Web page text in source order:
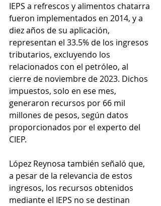
IEPS a refrescos y alimentos chatarra
fueron implementados en 2014, y a
diez años de su aplicación,
representan el 33.5% de los ingresos
tributarios, excluyendo los
relacionados con el petróleo, al
cierre de noviembre de 2023. Dichos
impuestos, solo en ese mes,
generaron recursos por 66 mil
millones de pesos, según datos
proporcionados por el experto del
CIEP.
López Reynosa también señaló que,
a pesar de la relevancia de estos
ingresos, los recursos obtenidos
mediante el IEPS no se destinan